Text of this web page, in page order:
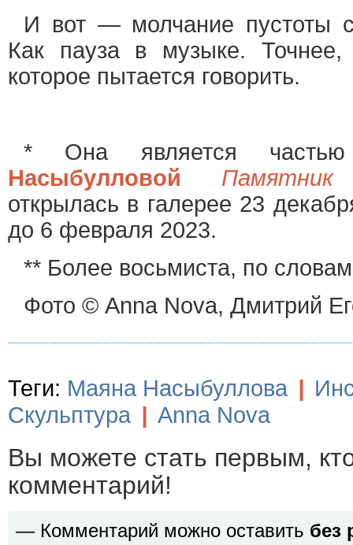
И вот — молчание пустоты
Как пауза в музыке. Точнее,
которое пытается говорить.
* Она является
Насыбулловой
открылась в галерее 23
до 6 февраля 2023.
** Более восьмиста, по
Фото © Anna Nova, Дмитрий
Теги: Маяна Насыбуллова |
Скульптура | Anna Nova
Вы можете стать первым,
комментарий!
— Комментарий можно оставить без